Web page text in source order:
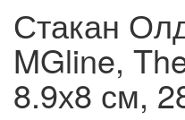
Стакан
MGline,
8.9х8 см,